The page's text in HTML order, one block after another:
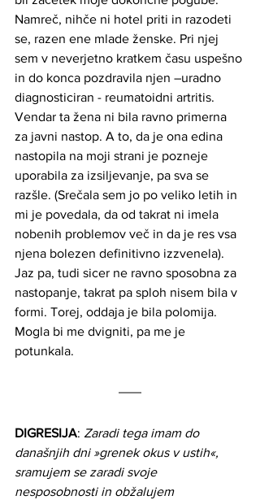
Namreč, nihče ni hotel priti in razodeti
se, razen ene mlade ženske. Pri njej
sem v neverjetno kratkem času uspešno
in do konca pozdravila njen –uradno
diagnosticiran - reumatoidni artritis.
Vendar ta žena ni bila ravno primerna
za javni nastop. A to, da je ona edina
nastopila na moji strani je pozneje
uporabila za izsiljevanje, pa sva se
razšle. (Srečala sem jo po veliko letih in
mi je povedala, da od takrat ni imela
nobenih problemov več in da je res vsa
njena bolezen definitivno izzvenela).
Jaz pa, tudi sicer ne ravno sposobna za
nastopanje, takrat pa sploh nisem bila v
formi. Torej, oddaja je bila polomija.
Mogla bi me dvigniti, pa me je
potunkala.
DIGRESIJA: Zaradi tega imam do
današnjih dni »grenek okus v ustih«,
sramujem se zaradi svoje
nesposobnosti in obžalujem